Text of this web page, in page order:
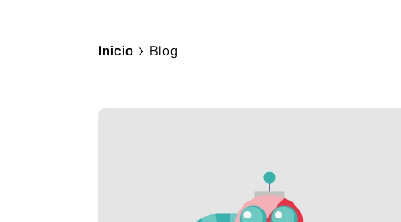
Inicio Blog